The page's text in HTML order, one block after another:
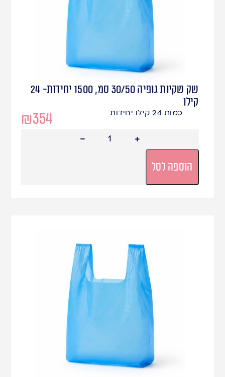
שק שקיות גופיה 30/50 סמ, 1500 יחידות- 24
קילו
₪354 כמות 24 קילו יחידות
הוספה לסל